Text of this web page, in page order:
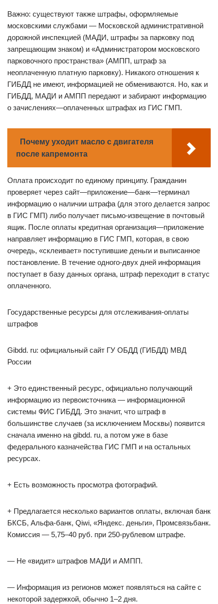
Важно: существуют также штрафы, оформляемые
московскими службами — Московской административной
дорожной инспекцией (МАДИ, штрафы за парковку под
запрещающим знаком) и «Администратором московского
парковочного пространства» (АМПП, штраф за
неоплаченную платную парковку). Никакого отношения к
ГИБДД не имеют, информацией не обмениваются. Но, как и
ГИБДД, МАДИ и АМПП передают и забирают информацию
о зачислениях—оплаченных штрафах из ГИС ГМП.
Почему уходит масло с двигателя
после капремонта
Оплата происходит по единому принципу. Гражданин
проверяет через сайт—приложение—банк—терминал
информацию о наличии штрафа (для этого делается запрос
в ГИС ГМП) либо получает письмо-извещение в почтовый
ящик. После оплаты кредитная организация—приложение
направляет информацию в ГИС ГМП, которая, в свою
очередь, «склеивает» поступившие деньги и выписанное
постановление. В течение одного-двух дней информация
поступает в базу данных органа, штраф переходит в статус
оплаченного.
Государственные ресурсы для отслеживания-оплаты
штрафов
Gibdd. ru: официальный сайт ГУ ОБДД (ГИБДД) МВД
России
+ Это единственный ресурс, официально получающий
информацию из первоисточника — информационной
системы ФИС ГИБДД. Это значит, что штраф в
большинстве случаев (за исключением Москвы) появится
сначала именно на gibdd. ru, а потом уже в базе
федерального казначейства ГИС ГМП и на остальных
ресурсах.
+ Есть возможность просмотра фотографий.
+ Предлагается несколько вариантов оплаты, включая банк
БКСБ, Альфа-банк, Qiwi, «Яндекс. деньги», Промсвязьбанк.
Комиссия — 5,75–40 руб. при 250-рублевом штрафе.
— Не «видит» штрафов МАДИ и АМПП.
— Информация из регионов может появляться на сайте с
некоторой задержкой, обычно 1–2 дня.